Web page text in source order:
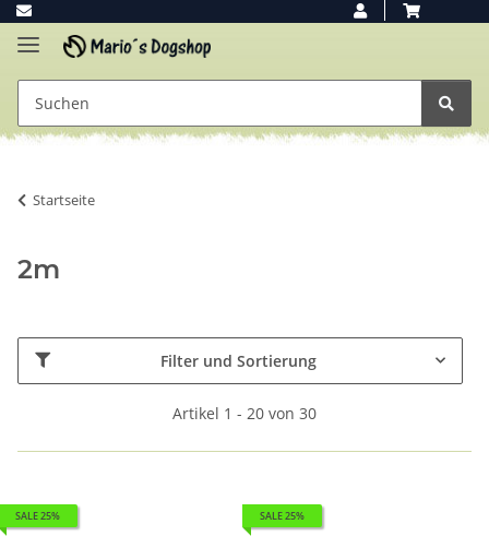
Startseite
2m
Filter und Sortierung
Artikel 1 - 20 von 30
SALE 25% SALE 25%